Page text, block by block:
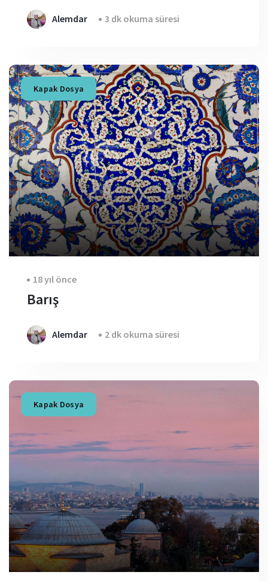
Alemdar 3 dk okuma süresi
Kapak Dosya
18 yıl önce
Barış
Alemdar 2 dk okuma süresi
Kapak Dosya